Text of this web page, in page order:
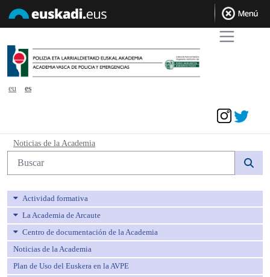
eu
es
Noticias de la Academia - avpe
Noticias de la Academia
Búsqueda web
Actividad formativa
La Academia de Arcaute
Centro de documentación de la Academia
Noticias de la Academia
Plan de Uso del Euskera en la AVPE